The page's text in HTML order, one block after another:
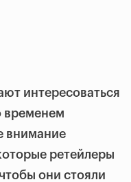
интересоваться
временем
внимание
ретейлеры
они стояли